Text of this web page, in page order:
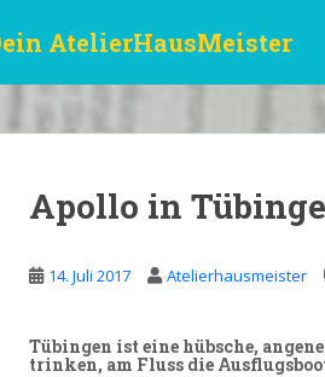
AtelierHausMeister
Apollo in
14. Juli 2017 Atelierhausmeister
Tübingen ist eine hübsche,
trinken, am Fluss die